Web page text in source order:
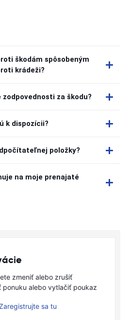
škodám spôsobeným
krádeži?
za škodu?
k dispozícii?
položky?
na moje prenajaté
zmeniť alebo zrušiť
alebo vytlačiť poukaz
sa tu